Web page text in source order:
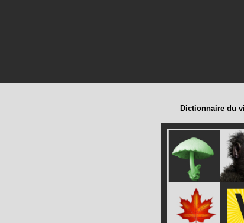
Dictionnaire du